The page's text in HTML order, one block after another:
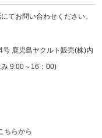
てお問い合わせください。
鹿児島ヤクルト販売(株)内
9:00～16：00)